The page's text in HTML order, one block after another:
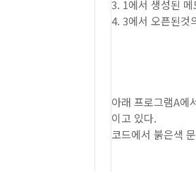
3. 1에서 생성된
4. 3에서 오픈된
아래 프로그램A에
이고 있다.
코드에서 붉은색